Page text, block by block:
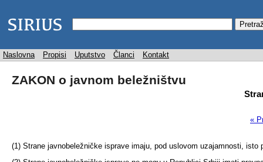
Naslovna Propisi Uputstvo Članci Kontakt
ZAKON o javnom beležništvu
«
(1) Strane javnobeležničke isprave imaju, pod uslovom uzajamnosti,